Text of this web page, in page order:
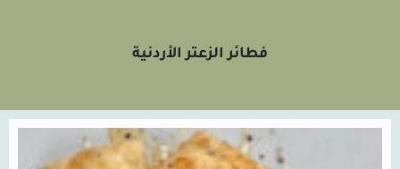
فطائر الزعتر الأردنية